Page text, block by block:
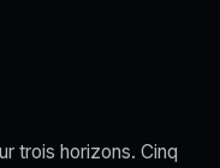
trois horizons. Cinq